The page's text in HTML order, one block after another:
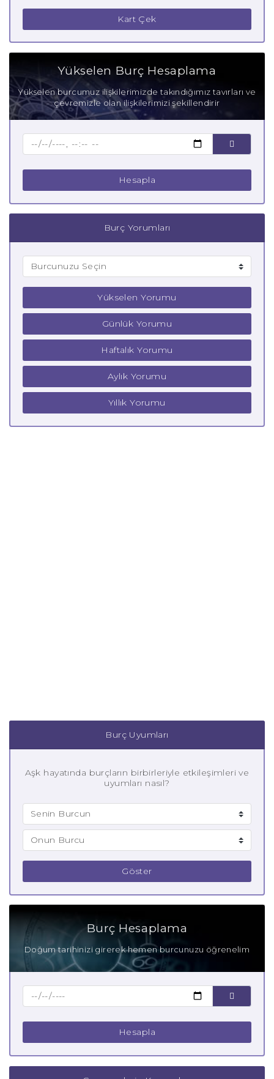
Kart Çek
Yükselen Burç Hesaplama
Yükselen burcumuz ilişkilerimizde takındığımız tavırları ve
çevremizle olan ilişkilerimizi şekillendirir
Hesapla
Burç Yorumları
Yükselen Yorumu
Günlük Yorumu
Haftalık Yorumu
Aylık Yorumu
Yıllık Yorumu
Burç Uyumları
Aşk hayatında burçların birbirleriyle etkileşimleri ve
uyumları nasıl?
Göster
Burç Hesaplama
Doğum tarihinizi girerek hemen burcunuzu öğrenelim
Hesapla